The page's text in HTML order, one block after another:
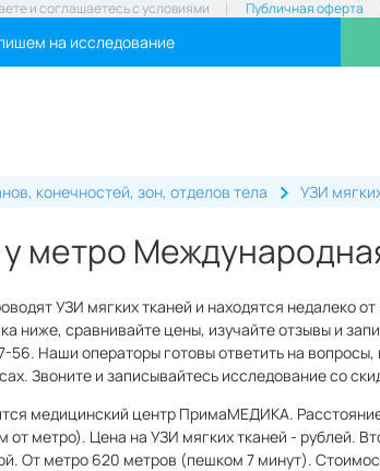
и соглашаетесь с условиями Публичная оферта
на исследование
конечностей, зон, отделов тела УЗИ
метро
УЗИ мягких тканей и находятся недалеко
ниже, сравнивайте цены, изучайте отзывы и
56. Наши операторы готовы ответить на
Звоните и записывайтесь исследование со
медицинский центр ПримаМЕДИКА.
метро). Цена на УЗИ мягких тканей - рублей.
От метро 620 метров (пешком 7 минут).